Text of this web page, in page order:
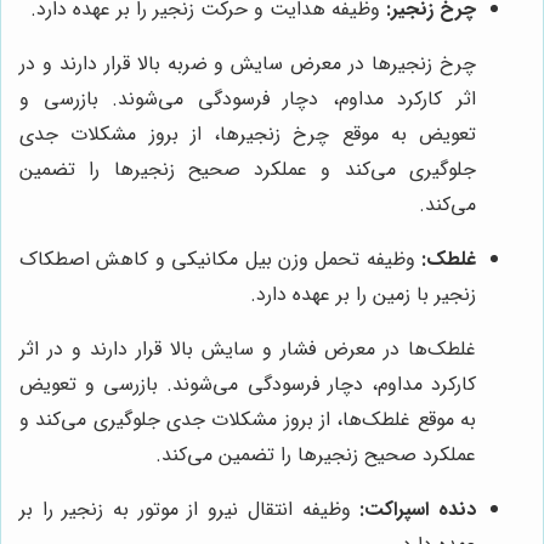
چرخ زنجیر: وظیفه هدایت و حرکت زنجیر را بر عهده دارد.
چرخ زنجیرها در معرض سایش و ضربه بالا قرار دارند و در
اثر کارکرد مداوم، دچار فرسودگی می‌شوند. بازرسی و
تعویض به موقع چرخ زنجیرها، از بروز مشکلات جدی
جلوگیری می‌کند و عملکرد صحیح زنجیرها را تضمین
می‌کند.
غلطک: وظیفه تحمل وزن بیل مکانیکی و کاهش اصطکاک
زنجیر با زمین را بر عهده دارد.
غلطک‌ها در معرض فشار و سایش بالا قرار دارند و در اثر
کارکرد مداوم، دچار فرسودگی می‌شوند. بازرسی و تعویض
به موقع غلطک‌ها، از بروز مشکلات جدی جلوگیری می‌کند و
عملکرد صحیح زنجیرها را تضمین می‌کند.
دنده اسپراکت: وظیفه انتقال نیرو از موتور به زنجیر را بر